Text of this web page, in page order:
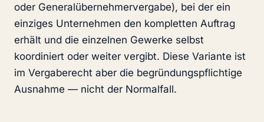
oder Generalübernehmervergabe), bei der ein
einziges Unternehmen den kompletten Auftrag
erhält und die einzelnen Gewerke selbst
koordiniert oder weiter vergibt. Diese Variante ist
im Vergaberecht aber die begründungspflichtige
Ausnahme — nicht der Normalfall.